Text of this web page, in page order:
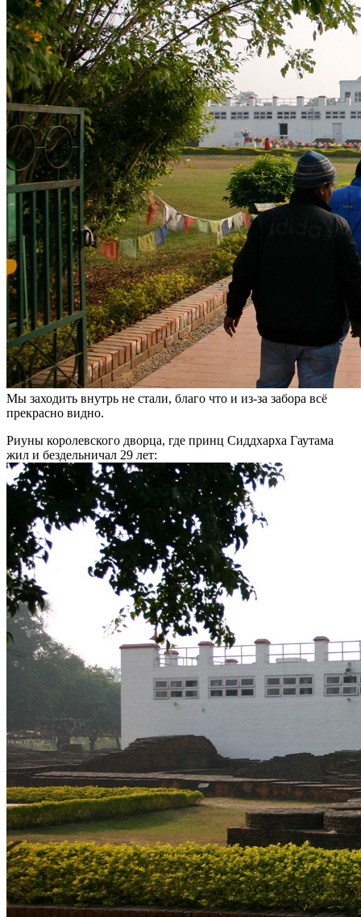
Мы заходить внутрь не стали, благо что и из-за забора всё
прекрасно видно.
Риуны королевского дворца, где принц Сиддхарха Гаутама
жил и бездельничал 29 лет: